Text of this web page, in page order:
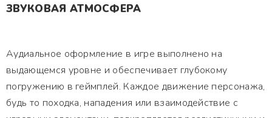
ЗВУКОВАЯ АТМОСФЕРА
Аудиальное оформление в игре выполнено на
выдающемся уровне и обеспечивает глубокому
погружению в геймплей. Каждое движение персонажа,
будь то походка, нападения или взаимодействие с